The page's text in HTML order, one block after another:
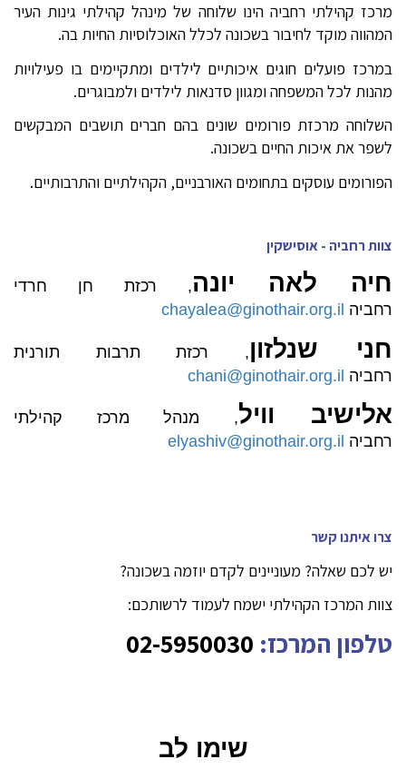
מרכז קהילתי רחביה הינו שלוחה של מינהל קהילתי גינות העיר
המהווה מוקד לחיבור בשכונה לכלל האוכלוסיות החיות בה.
במרכז פועלים חוגים איכותיים לילדים ומתקיימים בו פעילויות
מהנות לכל המשפחה ומגוון סדנאות לילדים ולמבוגרים.
השלוחה מרכזת פורומים שונים בהם חברים תושבים המבקשים
לשפר את איכות החיים בשכונה.
הפורומים עוסקים בתחומים האורבניים, הקהילתיים והתרבותיים.
צוות רחביה - אוסישקין
חיה לאה יונה, רכזת חן חרדי
רחביה chayalea@ginothair.org.il
חני שנלזון, רכזת תרבות תורנית
רחביה chani@ginothair.org.il
אלישיב וויל, מנהל מרכז קהילתי
רחביה elyashiv@ginothair.org.il
צרו איתנו קשר
יש לכם שאלה? מעוניינים לקדם יוזמה בשכונה?
צוות המרכז הקהילתי ישמח לעמוד לרשותכם:
טלפון המרכז:
שימו לב